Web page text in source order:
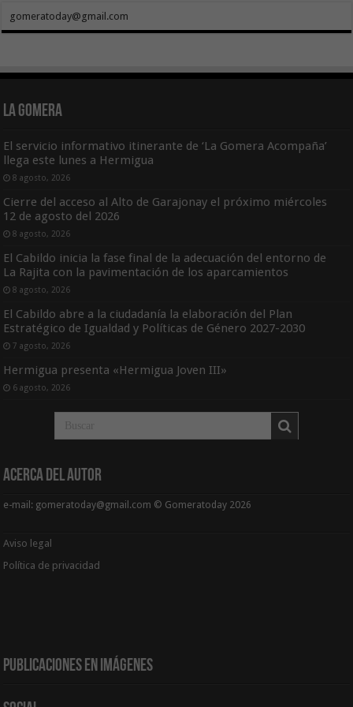
gomeratoday@gmail.com
La Gomera
El servicio informativo itinerante de ‘La Gomera Acompaña’
llega este lunes a Hermigua
8 agosto, 2026
Cierre del acceso al Alto de Garajonay el próximo miércoles
12 de agosto del 2026
8 agosto, 2026
El Cabildo inicia la fase final de la adecuación del entorno de
La Rajita con la pavimentación de los aparcamientos
8 agosto, 2026
El Cabildo abre a la ciudadanía la elaboración del Plan
Estratégico de Igualdad y Políticas de Género 2027-2030
7 agosto, 2026
Hermigua presenta «Hermigua Joven III»
6 agosto, 2026
Acerca del Autor
e-mail: gomeratoday@gmail.com © Gomeratoday 2026
Aviso legal
Política de privacidad
Publicaciones en Imágenes